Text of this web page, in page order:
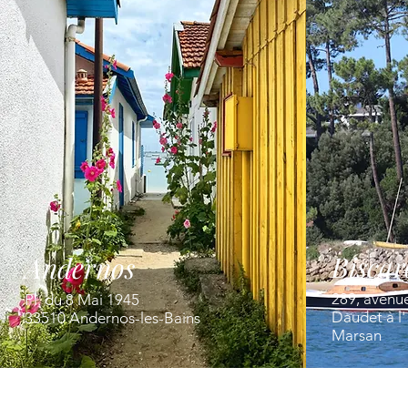
Andernos
Pl. du 8 Mai 1945
33510 Andernos-les-Bains
289,
Daudet à l'
Marsan